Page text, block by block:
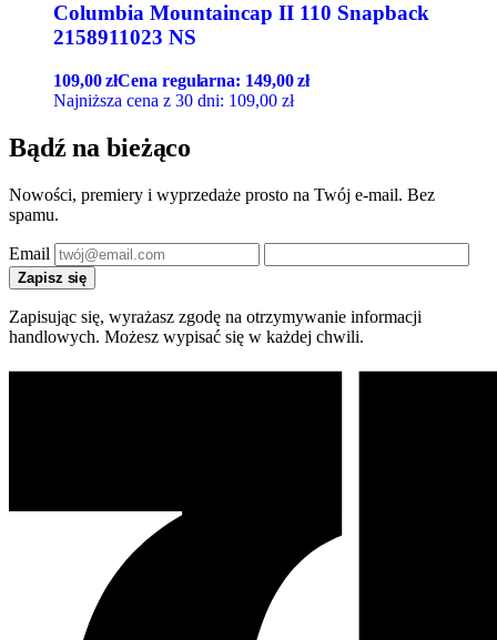
Columbia Mountaincap II 110 Snapback
2158911023 NS
109,00złCena regularna: 149,00zł
Najniższa cena z 30 dni: 109,00 zł
Bądź na bieżąco
Nowości, premiery i wyprzedaże prosto na Twój e-mail. Bez
spamu.
Email
Zapisz się
Zapisując się, wyrażasz zgodę na otrzymywanie informacji
handlowych. Możesz wypisać się w każdej chwili.